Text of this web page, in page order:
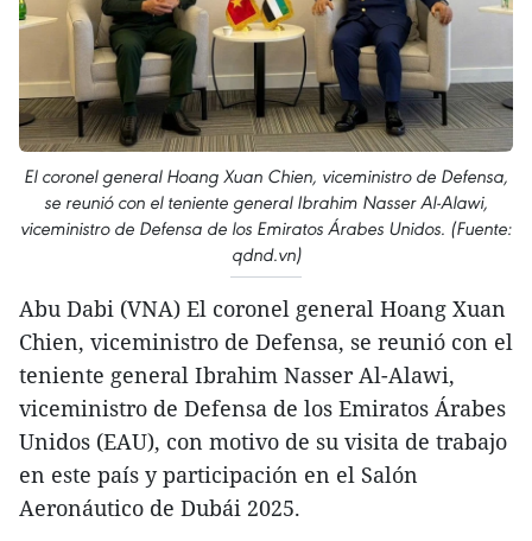
El coronel general Hoang Xuan Chien, viceministro de Defensa,
se reunió con el teniente general Ibrahim Nasser Al-Alawi,
viceministro de Defensa de los Emiratos Árabes Unidos. (Fuente:
qdnd.vn)
Abu Dabi (VNA) El coronel general Hoang Xuan
Chien, viceministro de Defensa, se reunió con el
teniente general Ibrahim Nasser Al-Alawi,
viceministro de Defensa de los Emiratos Árabes
Unidos (EAU), con motivo de su visita de trabajo
en este país y participación en el Salón
Aeronáutico de Dubái 2025.